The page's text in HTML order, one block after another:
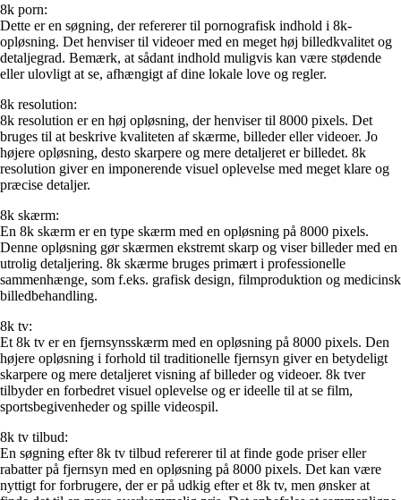
8k porn:
Dette er en søgning, der refererer til pornografisk indhold i 8k-
opløsning. Det henviser til videoer med en meget høj billedkvalitet og
detaljegrad. Bemærk, at sådant indhold muligvis kan være stødende
eller ulovligt at se, afhængigt af dine lokale love og regler.
8k resolution:
8k resolution er en høj opløsning, der henviser til 8000 pixels. Det
bruges til at beskrive kvaliteten af skærme, billeder eller videoer. Jo
højere opløsning, desto skarpere og mere detaljeret er billedet. 8k
resolution giver en imponerende visuel oplevelse med meget klare og
præcise detaljer.
8k skærm:
En 8k skærm er en type skærm med en opløsning på 8000 pixels.
Denne opløsning gør skærmen ekstremt skarp og viser billeder med en
utrolig detaljering. 8k skærme bruges primært i professionelle
sammenhænge, som f.eks. grafisk design, filmproduktion og medicinsk
billedbehandling.
8k tv:
Et 8k tv er en fjernsynsskærm med en opløsning på 8000 pixels. Den
højere opløsning i forhold til traditionelle fjernsyn giver en betydeligt
skarpere og mere detaljeret visning af billeder og videoer. 8k tver
tilbyder en forbedret visuel oplevelse og er ideelle til at se film,
sportsbegivenheder og spille videospil.
8k tv tilbud:
En søgning efter 8k tv tilbud refererer til at finde gode priser eller
rabatter på fjernsyn med en opløsning på 8000 pixels. Det kan være
nyttigt for forbrugere, der er på udkig efter et 8k tv, men ønsker at